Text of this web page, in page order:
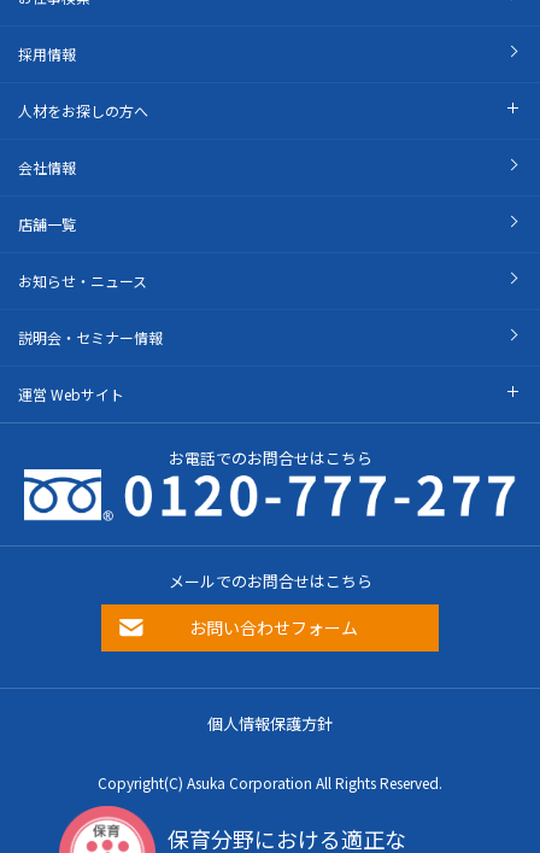
採用情報
人材をお探しの方へ
会社情報
店舗一覧
お知らせ・ニュース
説明会・セミナー情報
運営 Webサイト
お電話でのお問合せはこちら
メールでのお問合せはこちら
お問い合わせフォーム
個人情報保護方針
Copyright(C) Asuka Corporation All Rights Reserved.
保育分野における適正な